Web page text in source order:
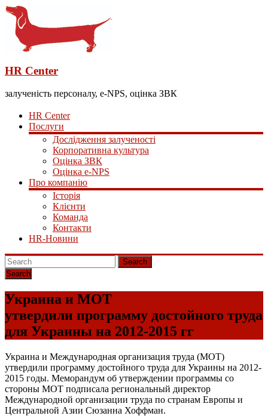
HR Center
залученість персоналу, e-NPS, оцінка ЗВК
HR Center
Послуги
Дослідження залученості
Корпоративна культура
Оцінка ЗВК
Оцінка e-NPS
Про компанію
Історія
Клієнти
Команда
Контакти
HR-Новини
Search
Украина и МОТ
утвердили программу достойного труда
для Украины на 2012-2015 гг
Украина и Международная организация труда (МОТ)
утвердили программу достойного труда для Украины на 2012-
2015 годы. Меморандум об утверждении программы со
стороны МОТ подписала региональный директор
Международной организации труда по странам Европы и
Центральной Азии Сюзанна Хоффман.